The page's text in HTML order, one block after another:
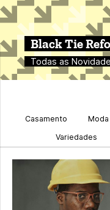
Black Tie
Todas as
Casamento Moda
Variedades